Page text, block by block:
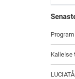
Kallelse